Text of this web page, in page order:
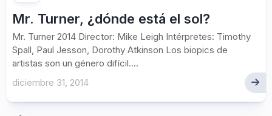
Mr. Turner, ¿dónde está el sol?
Mr. Turner 2014 Director: Mike Leigh Intérpretes: Timothy
Spall, Paul Jesson, Dorothy Atkinson Los biopics de
artistas son un género difícil....
diciembre 31, 2014